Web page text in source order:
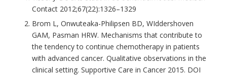
Contact 2012;67(22):1326–1329
Brom L, Onwuteaka-Philipsen BD, WIddershoven
GAM, Pasman HRW. Mechanisms that contribute to
the tendency to continue chemotherapy in patients
with advanced cancer. Qualitative observations in the
clinical setting. Supportive Care in Cancer 2015. DOI